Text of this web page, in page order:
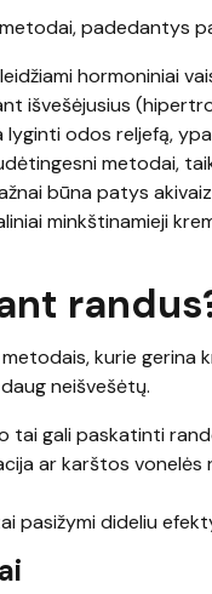
padedantys
hormoniniai
išvešėjusius
lyginti odos reljefą,
metodai,
būna patys
minkštinamieji
kurie gerina
neišvešėtų.
tai gali paskatinti
ar karštos
pasižymi dideliu